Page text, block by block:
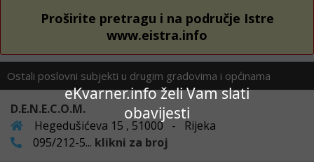
eKvarner.info želi Vam slati
obavijesti
Proširite pretragu i na područje Istre
www.eistra.info
Ostali poslovni subjekti u drugim gradovima i općinama
D.E.N.E.C.O.M.
Hegedušićeva 15 , 51000 - Rijeka
095/212-5... klikni za broj